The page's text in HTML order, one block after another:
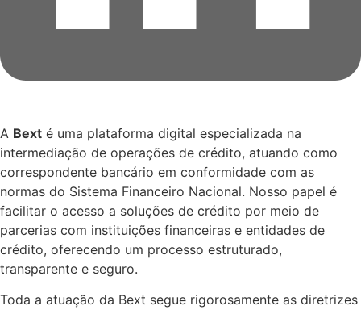
A Bext é uma plataforma digital especializada na
intermediação de operações de crédito, atuando como
correspondente bancário em conformidade com as
normas do Sistema Financeiro Nacional. Nosso papel é
facilitar o acesso a soluções de crédito por meio de
parcerias com instituições financeiras e entidades de
crédito, oferecendo um processo estruturado,
transparente e seguro.
Toda a atuação da Bext segue rigorosamente as diretrizes